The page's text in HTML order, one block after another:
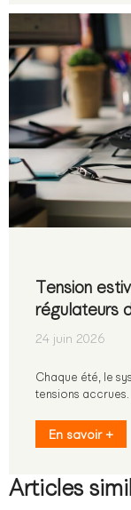
Articles
Tension
régulateurs
24 juin 2026
Chaque été, le
tensions
En savoir +